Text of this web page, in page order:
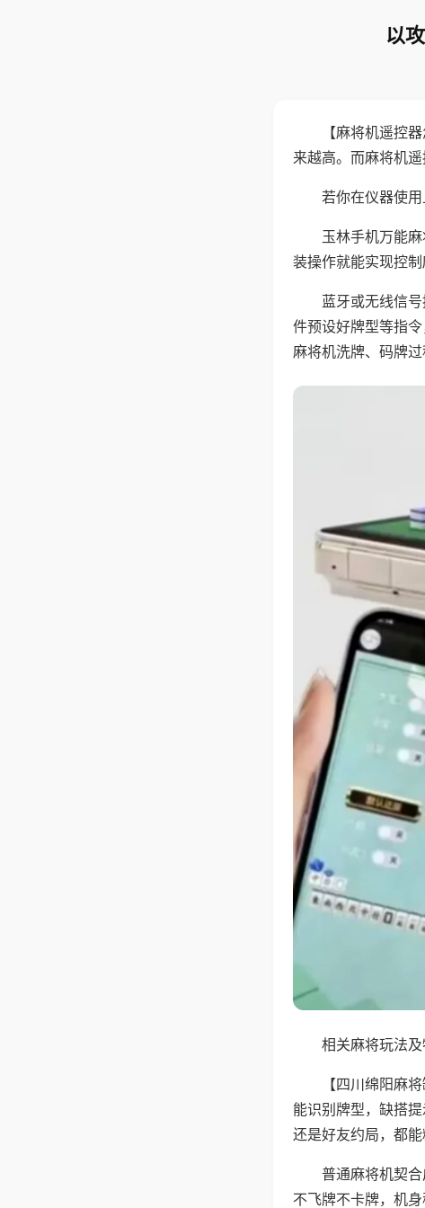
以
【麻将机遥控
来越高。而麻将机
若你在仪器使
玉林手机万能
装操作就能实现控制
蓝牙或无线信
件预设好牌型等指
麻将机洗牌、码牌过
相关麻将玩法
【四川绵阳麻
能识别牌型，缺搭
还是好友约局，都
普通麻将机契
不飞牌不卡牌，机